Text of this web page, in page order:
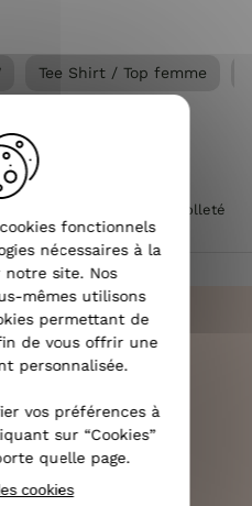
Tee Shirt / Top femme
Shirt / Top femme
jaune pâle à bretelles décolleté
DÈS 70€
fonctionnels
nécessaires à la
notre site. Nos
mêmes utilisons
permettant de
de vous offrir une
personnalisée.
vos préférences à
sur “Cookies”
quelle page.
cookies